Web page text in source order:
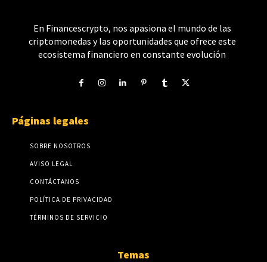
En Financescrypto, nos apasiona el mundo de las
criptomonedas y las oportunidades que ofrece este
ecosistema financiero en constante evolución
Páginas legales
SOBRE NOSOTROS
AVISO LEGAL
CONTÁCTANOS
POLÍTICA DE PRIVACIDAD
TÉRMINOS DE SERVICIO
Temas